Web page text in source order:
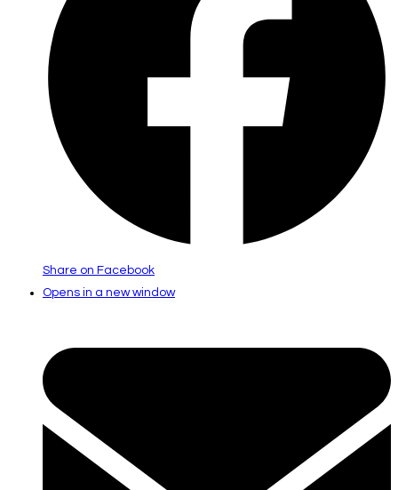
Share on Facebook
Opens in a new window